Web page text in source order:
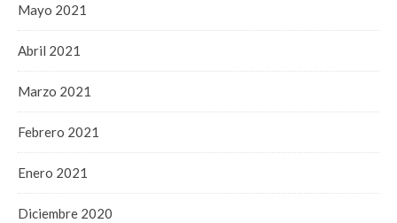
Mayo 2021
Abril 2021
Marzo 2021
Febrero 2021
Enero 2021
Diciembre 2020